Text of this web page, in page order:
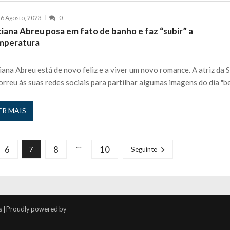
Agosto, 2023 0
Abreu posa em fato de banho e faz “subir” a
Abreu está de novo feliz e a viver um novo romance. A atriz da
às suas redes sociais para partilhar algumas imagens do dia
MAIS
6 7 8 … 10 Seguinte
| Proudly powered by